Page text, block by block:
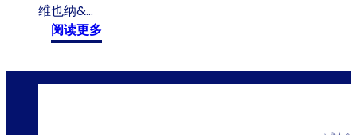
维也纳&…
阅读更多:
维
也
纳